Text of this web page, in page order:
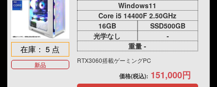
在庫： 5 点
新品
Windows11
Core i5 14400F 2.50GHz
16GB
SSD500GB
光学なし
-
重量 -
RTX3060搭載ゲーミングPC
価格(税込): 151,000円